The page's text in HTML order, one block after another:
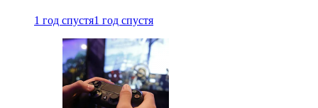
1 год спустя1 год спустя